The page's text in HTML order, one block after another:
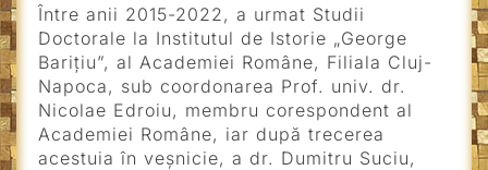
Între anii 2015-2022, a urmat Studii
Doctorale la Institutul de Istorie „George
Barițiu”, al Academiei Române, Filiala Cluj-
Napoca, sub coordonarea Prof. univ. dr.
Nicolae Edroiu, membru corespondent al
Academiei Române, iar după trecerea
acestuia în veșnicie, a dr. Dumitru Suciu,